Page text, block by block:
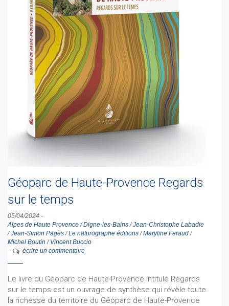
Géoparc de Haute-Provence Regards
sur le temps
05/04/2024 -
Alpes de Haute Provence/Digne-les-Bains/Jean-Christophe Labadie
/Jean-Simon Pagès/Le naturographe éditions/Maryline Feraud/
Michel Boutin / Vincent Buccio
-
écrire un commentaire
Le livre du Géoparc de Haute-Provence intitulé Regards
sur le temps est un ouvrage de synthèse qui révèle toute
la richesse du territoire du Géoparc de Haute-Provence